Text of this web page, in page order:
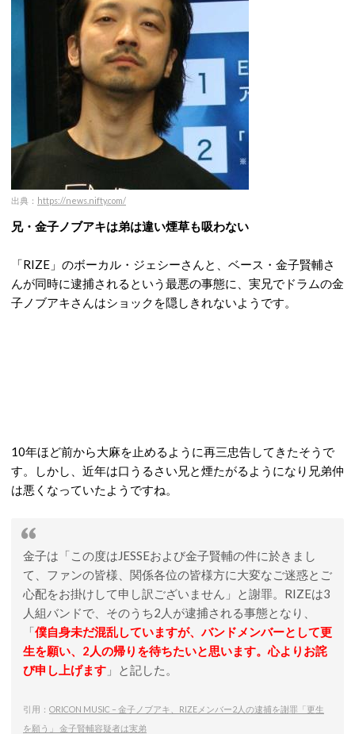
出典： https://news.nifty.com/
兄・金子ノブアキは弟は違い煙草も吸わない
「RIZE」のボーカル・ジェシーさんと、ベース・金子賢輔さ
んが同時に逮捕されるという最悪の事態に、実兄でドラムの金
子ノブアキさんはショックを隠しきれないようです。
10年ほど前から大麻を止めるように再三忠告してきたそうで
す。しかし、近年は口うるさい兄と煙たがるようになり兄弟仲
は悪くなっていたようですね。
金子は「この度はJESSEおよび金子賢輔の件に於きまし
て、ファンの皆様、関係各位の皆様方に大変なご迷惑とご
心配をお掛けして申し訳ございません」と謝罪。RIZEは3
人組バンドで、そのうち2人が逮捕される事態となり、
「僕自身未だ混乱していますが、バンドメンバーとして更
生を願い、2人の帰りを待ちたいと思います。心よりお詫
び申し上げます 」と記した。
引用： ORICON MUSIC – 金子ノブアキ、RIZEメンバー2人の逮捕を謝罪「更生
を願う」 金子賢輔容疑者は実弟